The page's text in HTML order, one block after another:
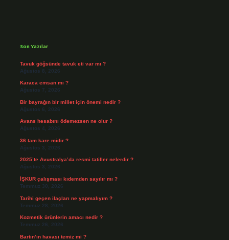
Son Yazılar
Tavuk göğsünde tavuk eti var mı ?
Ağustos 8, 2026
Karaca emsan mı ?
Ağustos 7, 2026
Bir bayrağın bir millet için önemi nedir ?
Ağustos 6, 2026
Avans hesabını ödemezsen ne olur ?
Ağustos 4, 2026
36 tam kare midir ?
Ağustos 3, 2026
2025’te Avustralya’da resmi tatiller nelerdir ?
Ağustos 3, 2026
İŞKUR çalışması kıdemden sayılır mı ?
Temmuz 30, 2026
Tarihi geçen ilaçları ne yapmalıyım ?
Temmuz 28, 2026
Kozmetik ürünlerin amacı nedir ?
Temmuz 26, 2026
Bartın’ın havası temiz mi ?